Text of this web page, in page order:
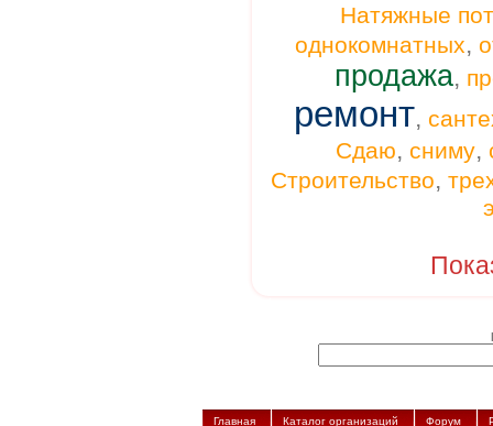
Натяжные
однокомнатных,
продажа,
ремонт,
Сдаю, сниму,
Строительство,
Главная Каталог организаций Форум